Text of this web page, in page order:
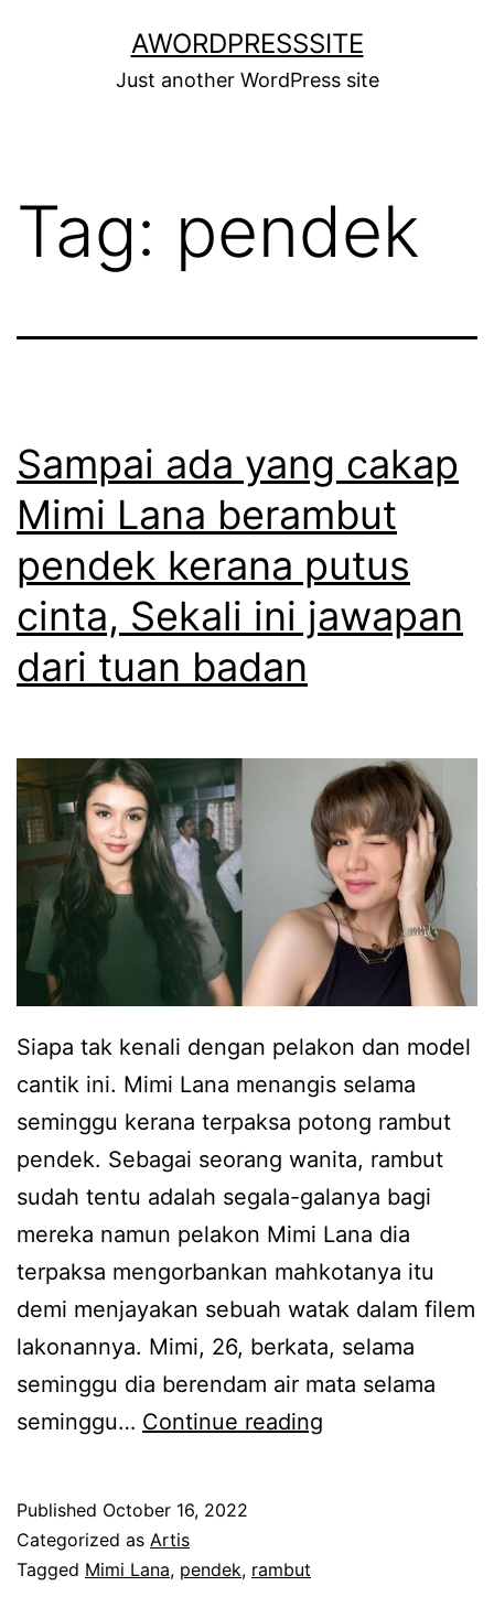
AWORDPRESSSITE
Just another WordPress site
Tag: pendek
Sampai ada yang cakap
Mimi Lana berambut
pendek kerana putus
cinta, Sekali ini jawapan
dari tuan badan
Siapa tak kenali dengan pelakon dan model
cantik ini. Mimi Lana menangis selama
seminggu kerana terpaksa potong rambut
pendek. Sebagai seorang wanita, rambut
sudah tentu adalah segala-galanya bagi
mereka namun pelakon Mimi Lana dia
terpaksa mengorbankan mahkotanya itu
demi menjayakan sebuah watak dalam filem
lakonannya. Mimi, 26, berkata, selama
seminggu dia berendam air mata selama
seminggu… Continue reading
Published October 16, 2022
Categorized as Artis
Tagged Mimi Lana, pendek, rambut